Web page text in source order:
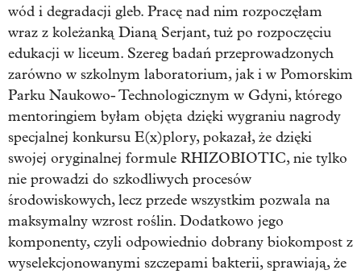
wód i degradacji gleb. Pracę nad nim rozpoczęłam
wraz z koleżanką Dianą Serjant, tuż po rozpoczęciu
edukacji w liceum. Szereg badań przeprowadzonych
zarówno w szkolnym laboratorium, jak i w Pomorskim
Parku Naukowo- Technologicznym w Gdyni, którego
mentoringiem byłam objęta dzięki wygraniu nagrody
specjalnej konkursu E(x)plory, pokazał, że dzięki
swojej oryginalnej formule RHIZOBIOTIC, nie tylko
nie prowadzi do szkodliwych procesów
środowiskowych, lecz przede wszystkim pozwala na
maksymalny wzrost roślin. Dodatkowo jego
komponenty, czyli odpowiednio dobrany biokompost z
wyselekcjonowanymi szczepami bakterii, sprawiają, że